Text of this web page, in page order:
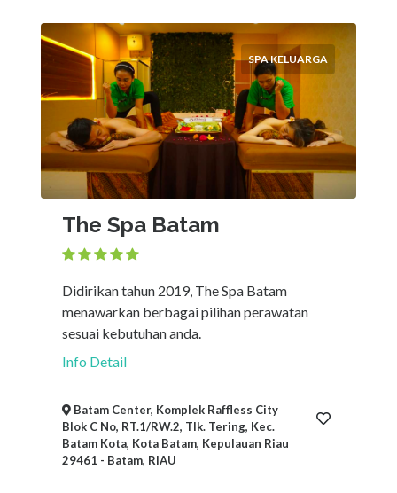
SPA KELUARGA
The Spa Batam
Didirikan tahun 2019, The Spa Batam
menawarkan berbagai pilihan perawatan
sesuai kebutuhan anda.
Info Detail
Batam Center, Komplek Raffless City
Blok C No, RT.1/RW.2, Tlk. Tering, Kec.
Batam Kota, Kota Batam, Kepulauan Riau
29461 - Batam, RIAU